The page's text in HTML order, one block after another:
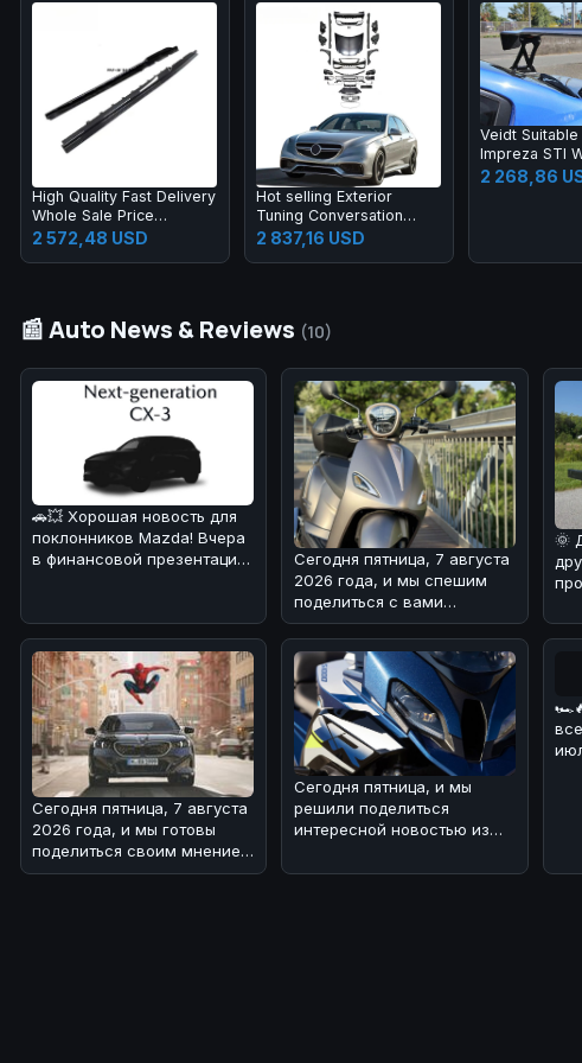
High Quality Fast Delivery
Whole Sale Price
Prepreg Dry Carbon
Fiber Performance Side
2 572,48 USD
Hot selling Exterior
Tuning Conversation
Body Kit fo 2009-2012
Auto Parts Car Mod
2 837,16 USD
Veidt
Impreza STI
VAF Modified
EUR Model
2 268,86
📰 Auto News & Reviews (10)
🚗💥 Хорошая новость для
поклонников Mazda! Вчера
в финансовой презентации
Сегодня пятница, 7 августа
2026 года, и мы спешим
поделиться с вами
интересной новостью из
мира двух
🌞
Сегодня пятница, 7 августа
2026 года, и мы готовы
поделиться своим мнением
о свежей BMW-новости! 🏎
Сегодня пятница, и мы
решили поделиться
интересной новостью из
туристическом